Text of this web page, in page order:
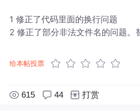
1 修正了代码里面的换行问题
2 修正了部分非法文件名的问题。
给本帖投票
615 44 打赏